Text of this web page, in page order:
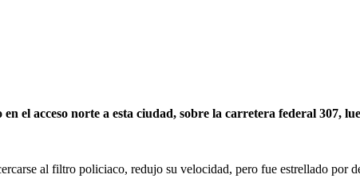
el acceso norte a esta ciudad, sobre la carretera federal 307,
al filtro policiaco, redujo su velocidad, pero fue estrellado por